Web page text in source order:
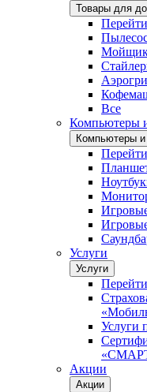
Товары для
Все
Компьютеры
Компьютеры
Услуги
Услуги
Услуги
Акции
Акции